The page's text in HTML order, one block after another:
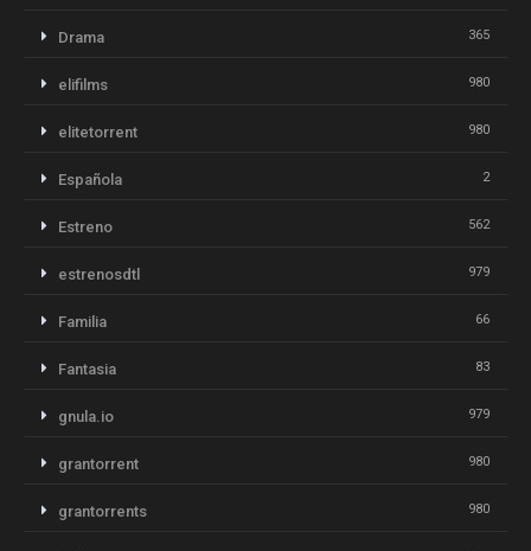
Drama 365
elifilms 980
elitetorrent 980
Española 2
Estreno 562
estrenosdtl 979
Familia 66
Fantasia 83
gnula.io 979
grantorrent 980
grantorrents 980